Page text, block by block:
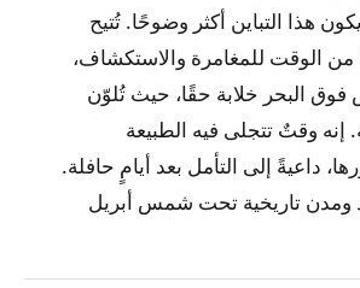
هذا التباين أكثر وضوحًا. تُتيح
من الوقت للمغامرة والاستكشاف،
البحر خلابة حقًا، حيث تُلوّن
إنه وقتٌ تتجلى فيه الطبيعة
داعيةً إلى التأمل بعد أيامٍ حافلة.
ومدن تاريخية تحت شمس أبريل